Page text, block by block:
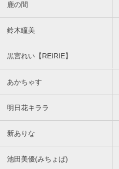
鹿の間
鈴木瞳美
黒宮れい【REIRIE】
あかちゃす
明日花キララ
新ありな
池田美優(みちょぱ)